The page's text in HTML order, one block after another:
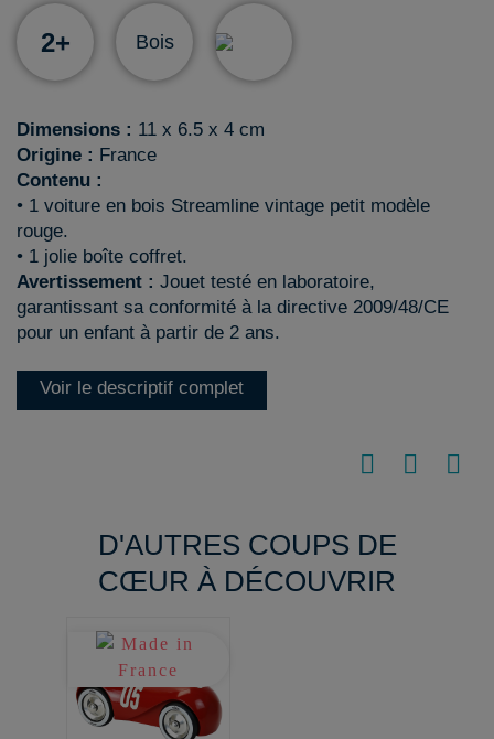
2+ Bois
Dimensions : 11 x 6.5 x 4 cm
Origine : France
Contenu :
• 1 voiture en bois Streamline vintage petit modèle
rouge.
• 1 jolie boîte coffret.
Avertissement : Jouet testé en laboratoire,
garantissant sa conformité à la directive 2009/48/CE
pour un enfant à partir de 2 ans.
Voir le descriptif complet
D'AUTRES COUPS DE
CŒUR À DÉCOUVRIR